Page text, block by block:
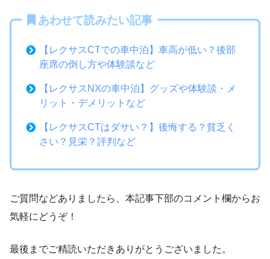
あわせて読みたい記事
【レクサスCTでの車中泊】車高が低い？後部
座席の倒し方や体験談など
【レクサスNXの車中泊】グッズや体験談・メ
リット・デメリットなど
【レクサスCTはダサい？】後悔する？貧乏く
さい？見栄？評判など
ご質問などありましたら、本記事下部のコメント欄からお
気軽にどうぞ！
最後までご精読いただきありがとうございました。